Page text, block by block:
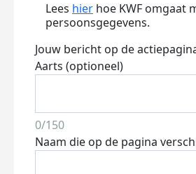
Lees hier hoe KWF omgaat
persoonsgegevens.
Jouw bericht op de
Aarts (optioneel)
0/150
Naam die op de pagina